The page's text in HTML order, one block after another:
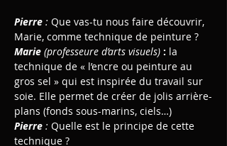
Pierre : Que vas-tu nous faire découvrir,
Marie, comme technique de peinture ?
Marie (professeure d’arts visuels) : la
technique de « l’encre ou peinture au
gros sel » qui est inspirée du travail sur
soie. Elle permet de créer de jolis arrière-
plans (fonds sous-marins, ciels…)
Pierre : Quelle est le principe de cette
technique ?